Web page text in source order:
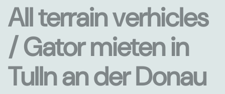
All terrain verhicles
/ Gator mieten in
Tulln an der Donau